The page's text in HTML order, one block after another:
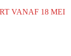
VANAF 18 MEI